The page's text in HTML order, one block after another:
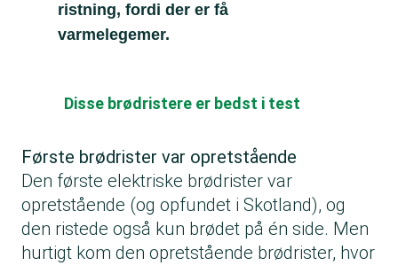
ristning, fordi der er få
varmelegemer.
Disse brødristere er bedst i test
Første brødrister var opretstående
Den første elektriske brødrister var
opretstående (og opfundet i Skotland), og
den ristede også kun brødet på én side. Men
hurtigt kom den opretstående brødrister, hvor